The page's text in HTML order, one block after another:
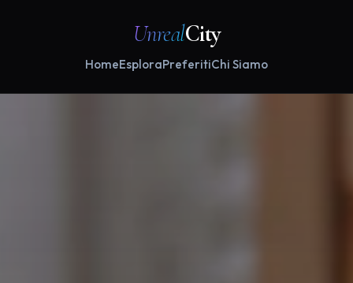
UnrealCity
HomeEsploraPreferitiChi Siamo